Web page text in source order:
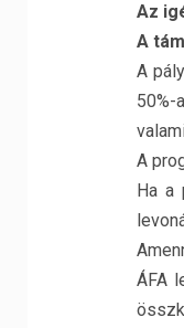
Az
A
A
50%-
A
Ha a
ÁFA